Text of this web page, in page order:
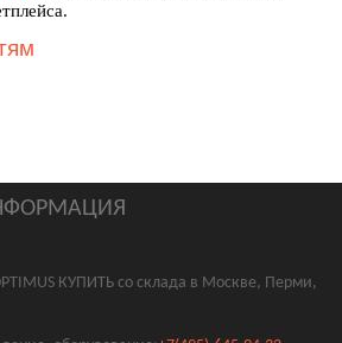
КУПИТЬ со склада в Москве, Перми,